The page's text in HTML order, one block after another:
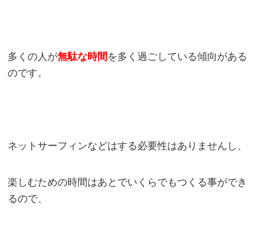
多くの人が無駄な時間 を多く過ごしている傾向がある
のです。
ネットサーフィンなどはする必要性はありませんし、
楽しむための時間はあとでいくらでもつくる事ができ
るので、